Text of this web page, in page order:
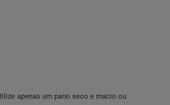
apenas um pano seco e macio ou